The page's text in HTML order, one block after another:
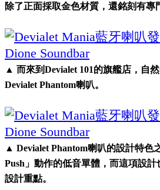
除了正面採取金色材質，還銘刻有專
▲ 而來到Devialet 101的旗艦店，自
Devialet Phantom喇叭。
▲ Devialet Phantom喇叭的設計特色
Push」動作的低音單體，而這項設計
設計重點。